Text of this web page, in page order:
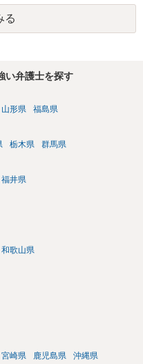
圧倒的多数です。
る
い弁護士を探す
山形県 福島県
栃木県 群馬県
福井県
和歌山県
宮崎県 鹿児島県 沖縄県